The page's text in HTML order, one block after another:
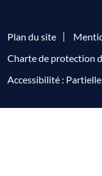
Plan du site
Charte de protection
Accessibilité :